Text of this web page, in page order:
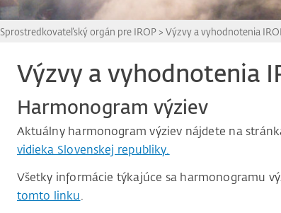
Sprostredkovateľský orgán pre IROP> Výzvy a vyhodnotenia
Výzvy a vyhodnotenia
Harmonogram výziev
Aktuálny harmonogram výziev nájdete na
vidieka Slovenskej republiky.
Všetky informácie týkajúce sa harmonogramu
tomto linku